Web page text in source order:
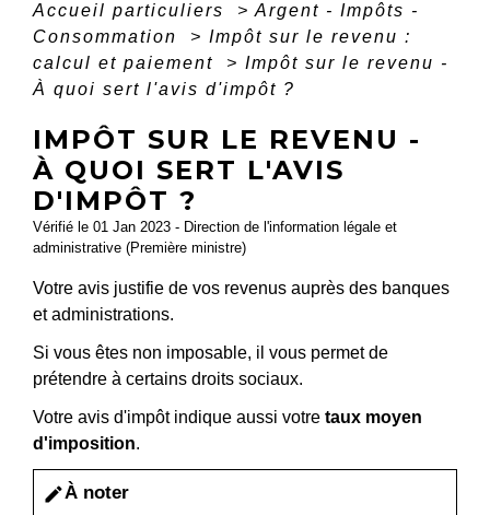
Accueil particuliers > Argent - Impôts -
Consommation
> Impôt sur le revenu :
calcul et paiement
> Impôt sur le revenu -
À quoi sert l'avis d'impôt ?
IMPÔT SUR LE REVENU -
À QUOI SERT L'AVIS
D'IMPÔT ?
Vérifié le 01 Jan 2023 - Direction de l'information légale et
administrative (Première ministre)
Votre avis justifie de vos revenus auprès des banques
et administrations.
Si vous êtes non imposable, il vous permet de
prétendre à certains droits sociaux.
Votre avis d'impôt indique aussi votre taux moyen
d'imposition.
editÀ noter